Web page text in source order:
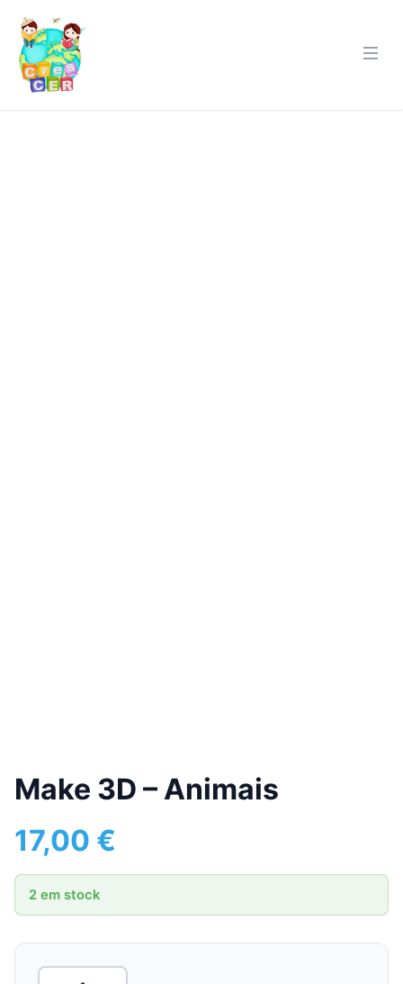
Make 3D – Animais
17,00 €
2 em stock
Quantidade